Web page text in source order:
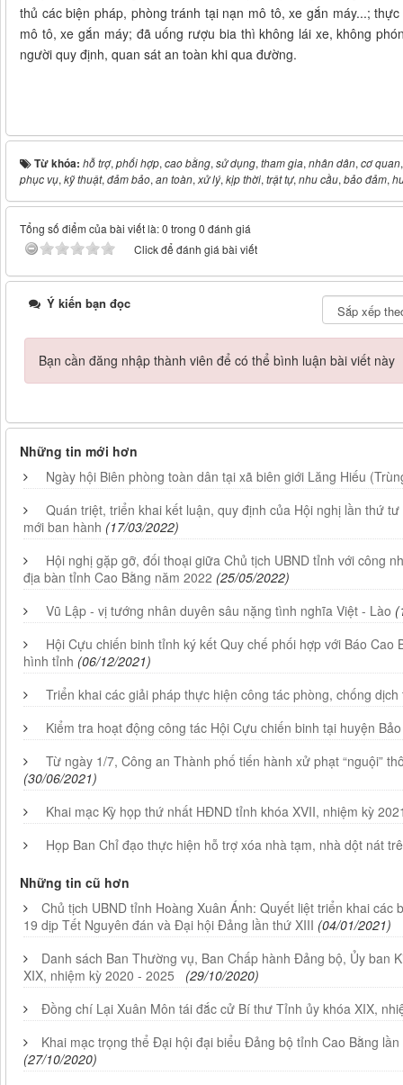
thủ các biện pháp, phòng tránh tại nạn mô tô, xe gắn máy...;
mô tô, xe gắn máy; đã uống rượu bia thì không lái xe, không
người quy định, quan sát an toàn khi qua đường.
Từ khóa: hỗ trợ, phối hợp, cao bằng, sử dụng, tham gia, nhân dân, cơ quan
phục vụ, kỹ thuật, đảm bảo, an toàn, xử lý, kịp thời, trật tự, nhu cầu, bảo đảm,
Tổng số điểm của bài viết là: 0 trong 0 đánh giá
Click để đánh giá bài viết
Ý kiến bạn đọc
Bạn cần đăng nhập thành viên để có thể bình luận bài viết này
Những tin mới hơn
Ngày hội Biên phòng toàn dân tại xã biên giới Lăng Hiếu
Quán triệt, triển khai kết luận, quy định của Hội nghị lần thứ
mới ban hành (17/03/2022)
Hội nghị gặp gỡ, đối thoại giữa Chủ tịch UBND tỉnh với công
địa bàn tỉnh Cao Bằng năm 2022 (25/05/2022)
Vũ Lập - vị tướng nhân duyên sâu nặng tình nghĩa Việt - Lào
Hội Cựu chiến binh tỉnh ký kết Quy chế phối hợp với Báo Cao
hình tỉnh (06/12/2021)
Triển khai các giải pháp thực hiện công tác phòng, chống
Kiểm tra hoạt động công tác Hội Cựu chiến binh tại huyện
Từ ngày 1/7, Công an Thành phố tiến hành xử phạt “nguội”
(30/06/2021)
Khai mạc Kỳ họp thứ nhất HĐND tỉnh khóa XVII, nhiệm kỳ
Họp Ban Chỉ đạo thực hiện hỗ trợ xóa nhà tạm, nhà dột nát
Những tin cũ hơn
Chủ tịch UBND tỉnh Hoàng Xuân Ánh: Quyết liệt triển khai các
19 dịp Tết Nguyên đán và Đại hội Đảng lần thứ XIII (04/01/2021)
Danh sách Ban Thường vụ, Ban Chấp hành Đảng bộ, Ủy ban
XIX, nhiệm kỳ 2020 - 2025
(29/10/2020)
Đồng chí Lại Xuân Môn tái đắc cử Bí thư Tỉnh ủy khóa XIX,
Khai mạc trọng thể Đại hội đại biểu Đảng bộ tỉnh Cao Bằng
(27/10/2020)